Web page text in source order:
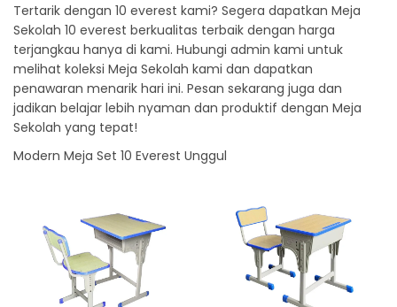
Tertarik dengan 10 everest kami? Segera dapatkan Meja
Sekolah 10 everest berkualitas terbaik dengan harga
terjangkau hanya di kami. Hubungi admin kami untuk
melihat koleksi Meja Sekolah kami dan dapatkan
penawaran menarik hari ini. Pesan sekarang juga dan
jadikan belajar lebih nyaman dan produktif dengan Meja
Sekolah yang tepat!
Modern Meja Set 10 Everest Unggul